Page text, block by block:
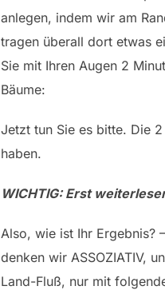
anlegen, indem wir am
tragen überall dort etwas
Sie mit Ihren Augen 2
Bäume:
Jetzt tun Sie es bitte. Die
haben.
WICHTIG: Erst
Also, wie ist Ihr Ergebnis?
denken wir ASSOZIATIV,
Land-Fluß, nur mit